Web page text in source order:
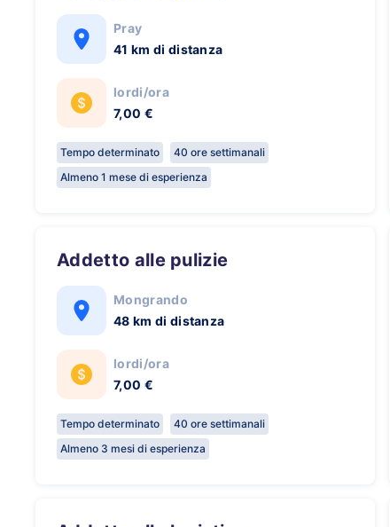
Pray
41 km di distanza
lordi/ora
7,00 €
Tempo determinato
40 ore settimanali
Almeno 1 mese di esperienza
Addetto alle pulizie
Mongrando
48 km di distanza
lordi/ora
7,00 €
Tempo determinato
40 ore settimanali
Almeno 3 mesi di esperienza